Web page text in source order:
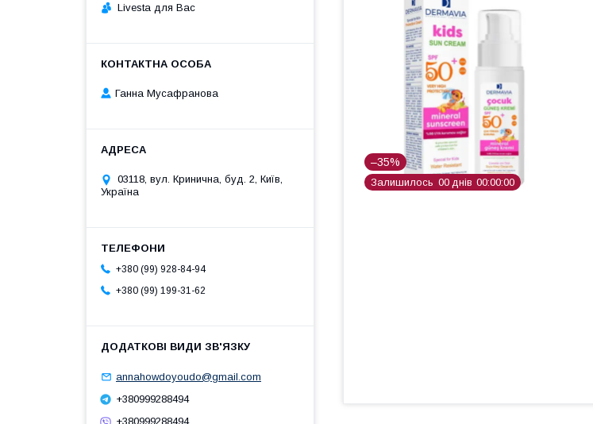
–35%
Залишилось 00 днів 00 00 00
Livesta для Вас
Ганна Мусафранова
03118, вул. Кринична, буд. 2, Київ,
Україна
+380 (99) 928-84-94
+380 (99) 199-31-62
annahowdoyoudo@gmail.com
+380999288494
+380999288494